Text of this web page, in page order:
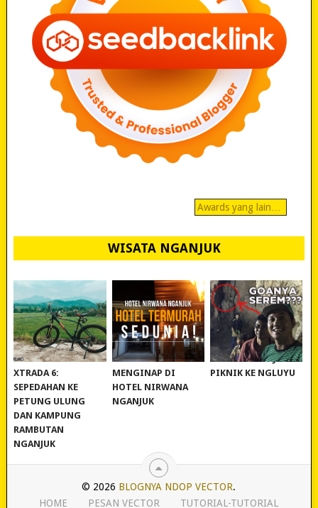
Awards yang lain…
WISATA NGANJUK
REVIEW POLYGON
XTRADA 6:
SEPEDAHAN KE
PETUNG ULUNG
DAN KAMPUNG
RAMBUTAN
NGANJUK
MURAH BANGET!
MENGINAP DI
HOTEL NIRWANA
NGANJUK
WISATA NGANJUK:
PIKNIK KE NGLUYU
© 2026 BLOGNYA NDOP VECTOR.
HOME
PESAN VECTOR TUTORIAL-TUTORIAL